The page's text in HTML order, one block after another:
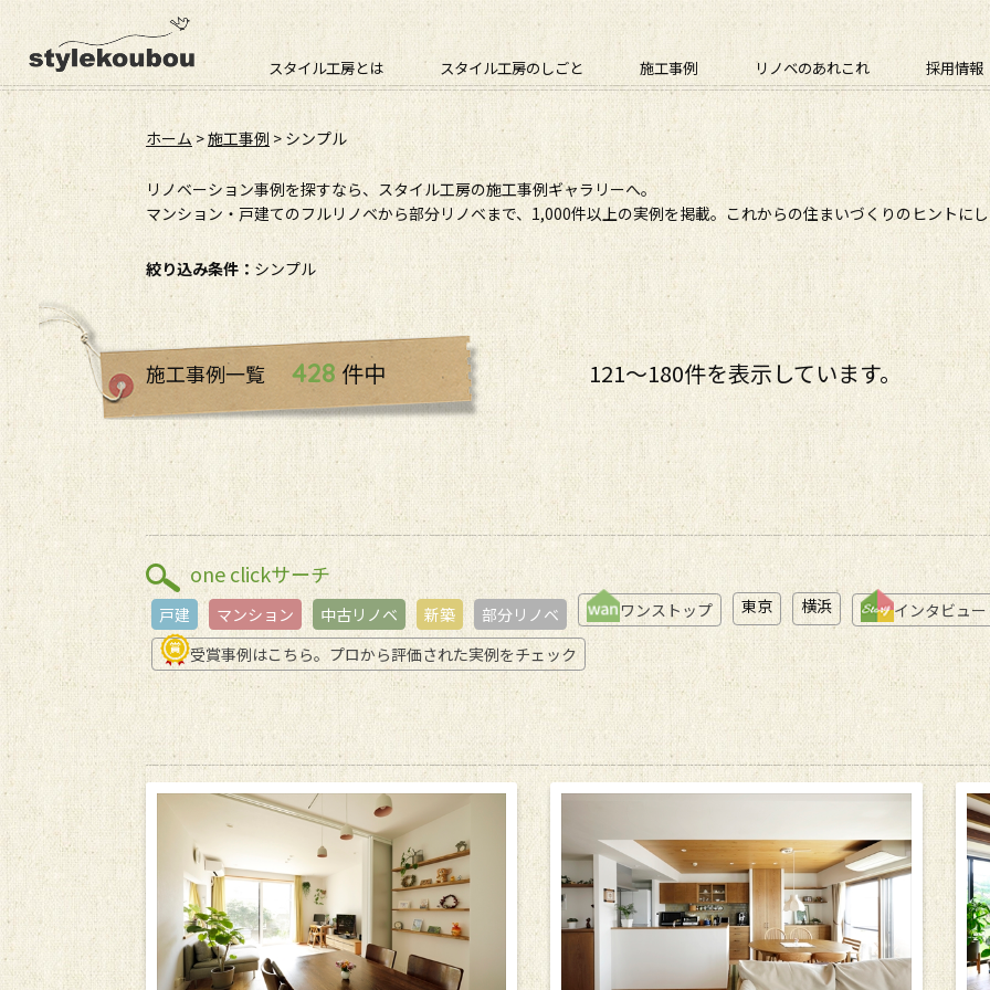
スタイル工房とは スタイル工房のしごと 施工事例 リノベのあれこれ 採用情報
ホーム>施工事例 > シンプル
リノベーション事例を探すなら、スタイル工房の施工事例ギャラリーへ。
マンション・戸建てのフルリノベから部分リノベまで、1,000件以上の実例を掲載。これからの住まいづくりのヒントに
絞り込み条件： シンプル
施工事例一覧 428 件中 121〜180件を表示しています。
one clickサーチ
戸建 マンション 中古リノベ 新築 部分リノベ ワンストップ 東京 横浜
インタビュー
受賞事例はこちら。プロから評価された実例をチェック